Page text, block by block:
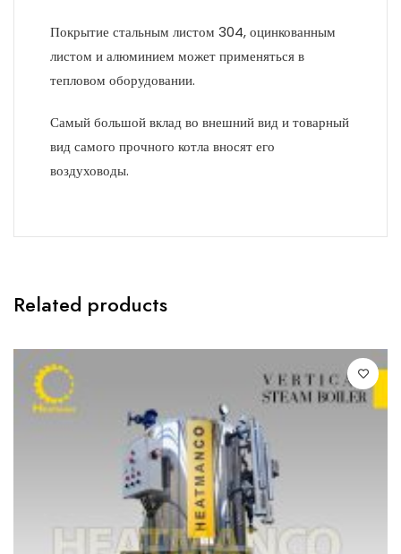
Покрытие стальным листом 304, оцинкованным
листом и алюминием может применяться в
тепловом оборудовании.
Самый большой вклад во внешний вид и товарный
вид самого прочного котла вносят его
воздуховоды.
Related products